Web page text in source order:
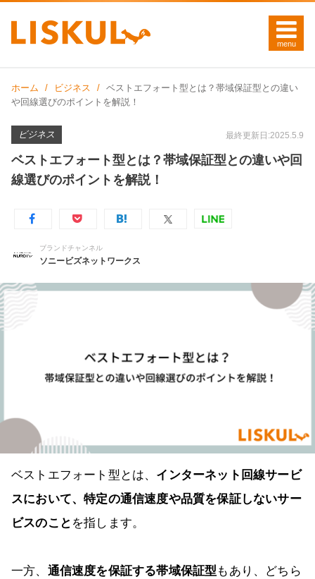
ホーム ビジネス
ベストエフォート型とは？帯域保証型との違い
や回線選びのポイントを解説！
ビジネス 最終更新日:2025.5.9
ベストエフォート型とは？帯域保証型との違いや回
線選びのポイントを解説！
ブランドチャンネル
ソニービズネットワークス
ベストエフォート型とは、 インターネット回線サービ
スにおいて、特定の通信速度や品質を保証しないサー
ビスのこと を指します。
一方、 通信速度を保証する帯域保証型 もあり、どちら